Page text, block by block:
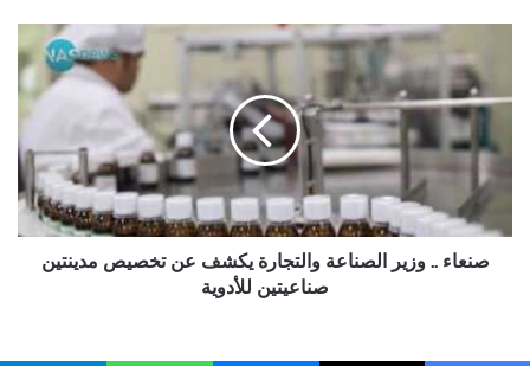
الصناعة
والتجارة
يكشف
تخصيص
مدينتين
صناعيتين
صنعاء .. وزير الصناعة والتجارة يكشف عن تخصيص مدينتين
صناعيتين للأدوية